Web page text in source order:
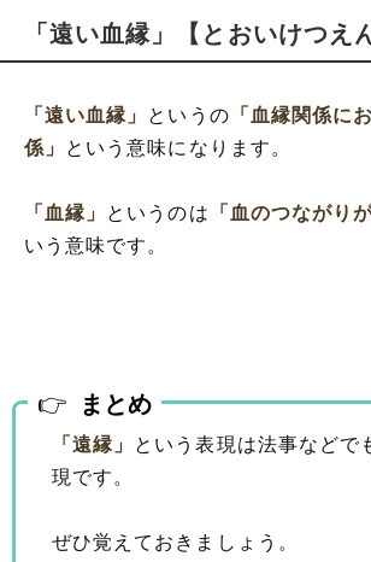
「遠い血縁」【とおいけつえ
「遠い血縁」 というの 「血縁関係に
係」
という意味になります。
「血縁」 というのは 「血のつながり
いう意味です。
まとめ
「遠縁」
という表現は法事などで
現です。
ぜひ覚えておきましょう。